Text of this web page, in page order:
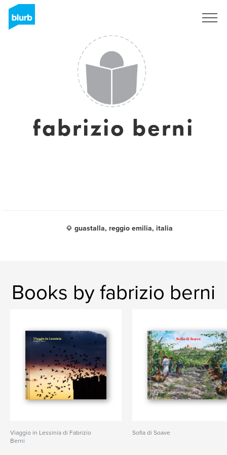
fabrizio berni
guastalla, reggio emilia, italia
Books by fabrizio berni
Viaggio in Lessinia di Fabrizio
Berni
Sofia di Soave